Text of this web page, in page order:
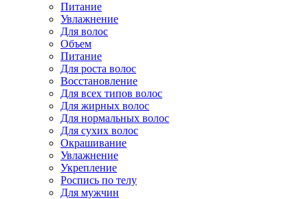
Питание
Увлажнение
Для волос
Объем
Питание
Для роста волос
Восстановление
Для всех типов волос
Для жирных волос
Для нормальных волос
Для сухих волос
Окрашивание
Увлажнение
Укрепление
Роспись по телу
Для мужчин